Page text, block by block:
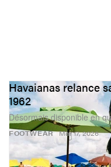
FOOTWEAR
Havaianas relance
1962
Désormais disponible en
Mar 17, 2026